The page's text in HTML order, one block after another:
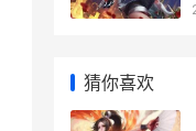
猜你喜欢